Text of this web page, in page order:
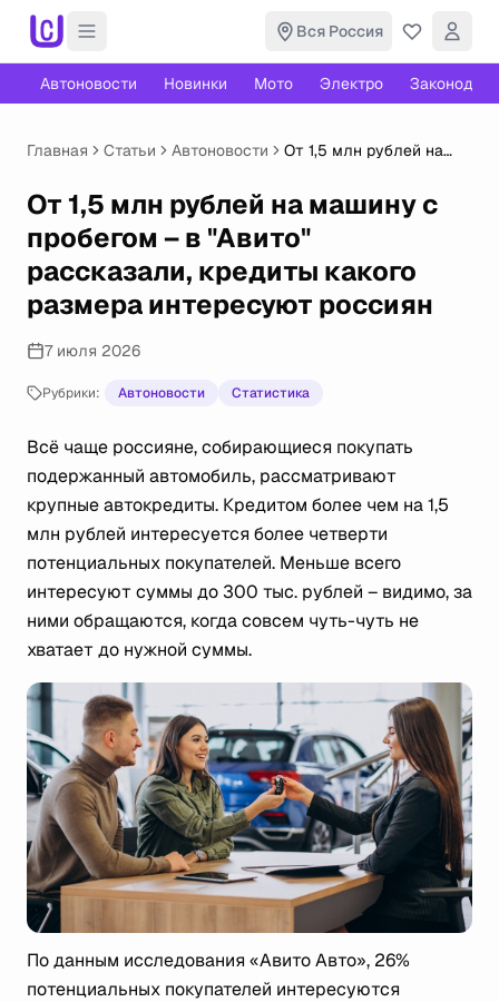
Вся Россия
Автоновости Новинки Мото Электро
Главная Статьи Автоновости
От 1,5 млн рублей на
"Авито" рассказали,
кредиты какого размера
интересуют россиян
От 1,5 млн рублей на машину с
пробегом – в "Авито"
рассказали, кредиты какого
размера интересуют россиян
7 июля 2026
Рубрики: Автоновости Статистика
Всё чаще россияне, собирающиеся покупать
подержанный автомобиль, рассматривают
крупные автокредиты. Кредитом более чем на 1,5
млн рублей интересуется более четверти
потенциальных покупателей. Меньше всего
интересуют суммы до 300 тыс. рублей – видимо, за
ними обращаются, когда совсем чуть-чуть не
хватает до нужной суммы.
По данным исследования «Авито Авто», 26%
потенциальных покупателей интересуются